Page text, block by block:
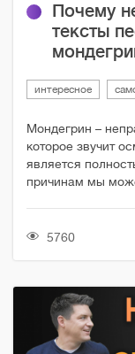
Почему
тексты
интересное
Мондегрин –
которое звучит
является
причинам мы
5760